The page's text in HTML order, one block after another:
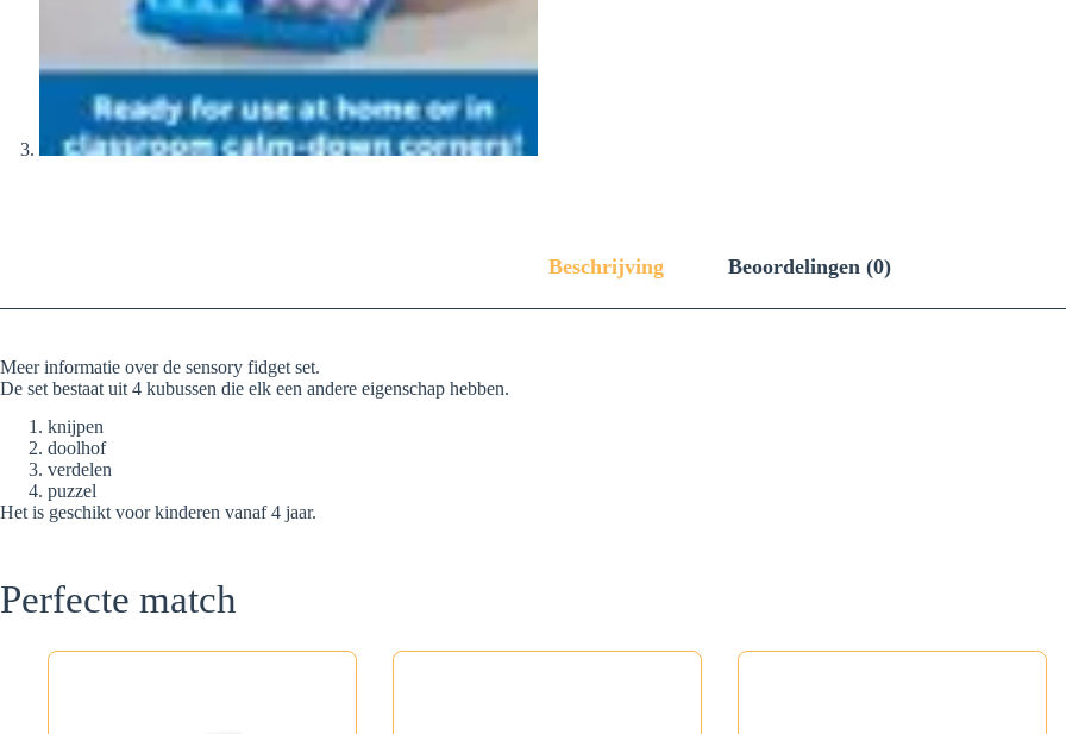
Beschrijving Beoordelingen (0)
Meer informatie over de sensory fidget set.
De set bestaat uit 4 kubussen die elk een andere eigenschap hebben.
knijpen
doolhof
verdelen
puzzel
Het is geschikt voor kinderen vanaf 4 jaar.
Perfecte match